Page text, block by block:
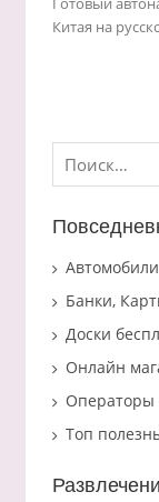
Китая на
Найти:
Банки,
Доски
Онлайн
Операторы
Топ